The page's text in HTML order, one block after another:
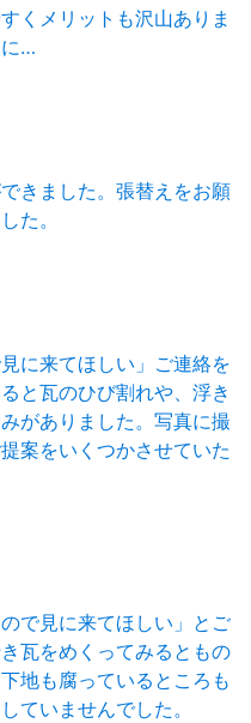
くメリットも沢山ありま
に…
きました。張替えをお願
た。
に来てほしい」ご連絡を
と瓦のひび割れや、浮き
がありました。写真に撮
案をいくつかさせていた
で見に来てほしい」とご
瓦をめくってみるともの
地も腐っているところも
ていませんでした。